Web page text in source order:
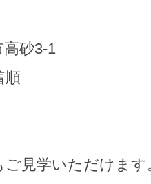
高砂3-1
順
見学いただけます